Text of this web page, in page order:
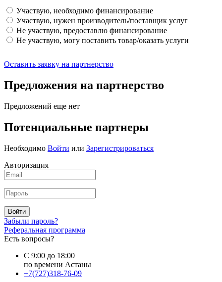
Участвую, необходимо финансирование
Участвую, нужен производитель/поставщик услуг
Не участвую, предоставлю финансирование
Не участвую, могу поставить товар/оказать услуги
Оставить заявку на партнерство
Предложения на партнерство
Предложений еще нет
Потенциальные партнеры
Необходимо Войти или Зарегистрироваться
Авторизация
Войти
Забыли пароль?
Реферальная программа
Есть вопросы?
С 9:00 до 18:00
по времени Астаны
+7(727)318-76-09